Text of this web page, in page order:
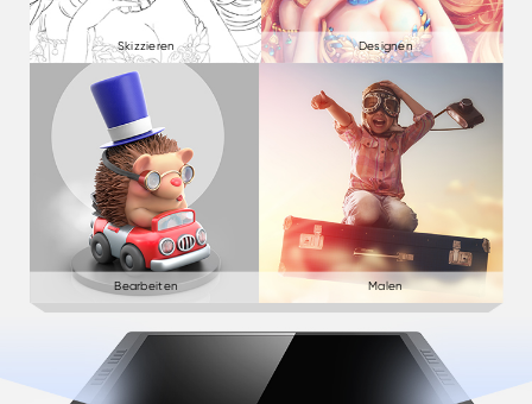
Skizzieren Designen
Bearbeiten Malen